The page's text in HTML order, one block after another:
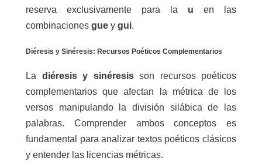
reserva exclusivamente para la u en las
combinaciones gue y gui.
Diéresis y Sinéresis: Recursos Poéticos Complementarios
La diéresis y sinéresisson recursos poéticos
complementarios que afectan la métrica de los
versos manipulando la división silábica de las
palabras. Comprender ambos conceptos es
fundamental para analizar textos poéticos clásicos
y entender las licencias métricas.